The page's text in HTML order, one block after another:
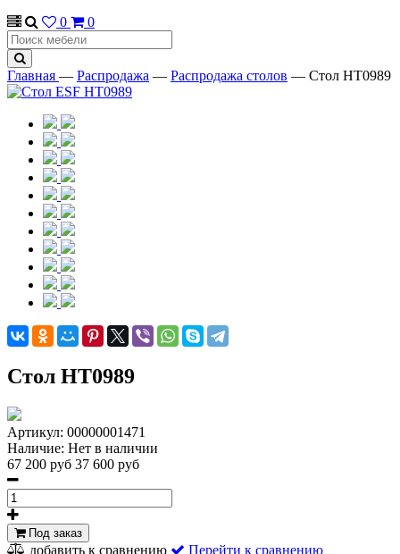
0
0
Главная — Распродажа — Распродажа столов — Стол НТ0989
Стол НТ0989
Артикул: 00000001471
Наличие: Нет в наличии
67 200 руб 37 600 руб
Под заказ
добавить к сравнению
Перейти к сравнению